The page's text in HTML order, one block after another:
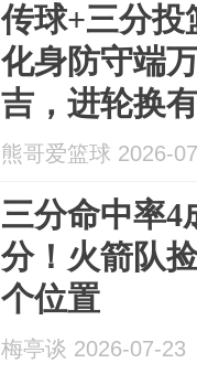
传球+三分投
化身防守端
吉，进轮换
熊哥爱篮球 2026-
三分命中率4
分！火箭队
个位置
梅亭谈 2026-07-23